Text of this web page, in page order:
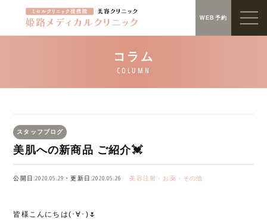
WEB予約
スタッフブログ
美肌への新商品 ご紹介💓
公開日:2020.05.29・更新日:2020.05.26 美容注射・お薬・その他
皆様こんにちは(･∀･)🌷